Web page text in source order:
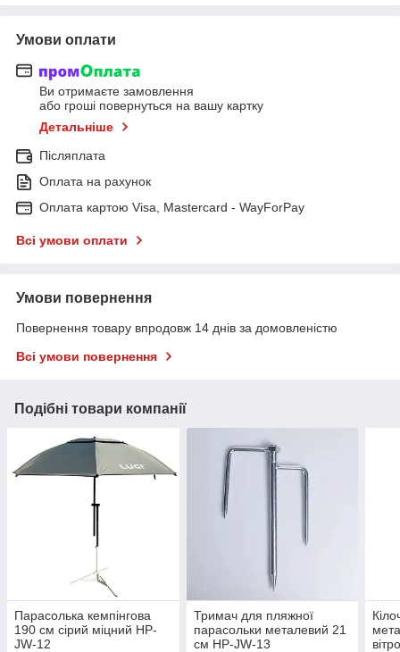
Умови оплати
Ви отримаєте замовлення
або гроші повернуться на вашу картку
Детальніше
Післяплата
Оплата на рахунок
Оплата картою Visa, Mastercard - WayForPay
Всі умови оплати
Умови повернення
Повернення товару впродовж 14 днів за домовленістю
Всі умови повернення
Подібні товари компанії
Парасолька кемпінгова
190 см сірий міцний HP-
JW-12
Тримач для пляжної
парасольки металевий 21
см HP-JW-13